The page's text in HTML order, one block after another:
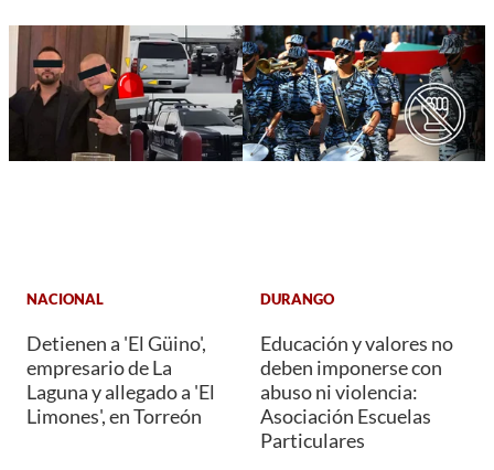
NACIONAL
Detienen a 'El Güino',
empresario de La
Laguna y allegado a 'El
Limones', en Torreón
DURANGO
Educación y valores no
deben imponerse con
abuso ni violencia:
Asociación Escuelas
Particulares